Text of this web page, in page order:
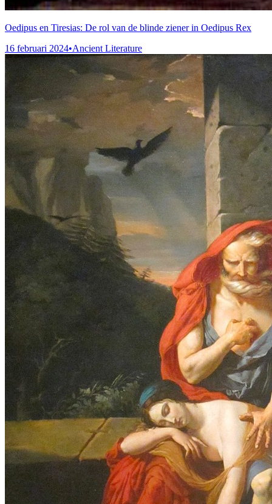
Oedipus en Tiresias: De rol van de blinde ziener in Oedipus Rex
16 februari 2024•Ancient Literature